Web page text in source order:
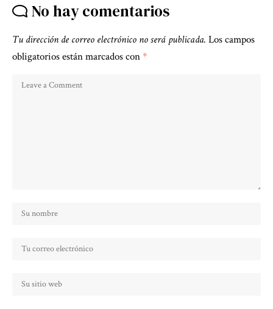
No hay comentarios
Tu dirección de correo electrónico no será publicada. Los campos
obligatorios están marcados con*